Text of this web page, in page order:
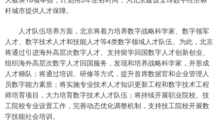
杆城市提供人才保障。
人才队伍培养方面，北京将着力培养数字战略科学家、数字领军
人才、数字技术人才和技能人才等4类数字领域人才队伍。为此，北京
将通过引进海外高层次数字人才、支持留学回国数字人才创新创业、
组织海外高层次数字人才回国服务，发现和培养战略科学家，并形成
人才梯队；将通过培训、研修等方式，提升首席数据官和企业管理人
员数字能力素质；将实施专业技术人才知识更新工程和数字技术工程
师培育项目，大力培育数字技术人才队伍；将持续开展职业院校、技
工院校专业设置工作，完善动态优化调整机制，支持技工院校开展数
字技能社会培训。